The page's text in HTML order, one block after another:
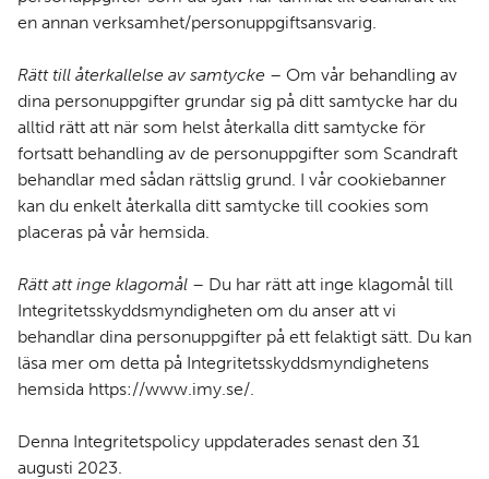
en annan verksamhet/personuppgiftsansvarig.
Rätt till återkallelse av samtycke – Om vår behandling av
dina personuppgifter grundar sig på ditt samtycke har du
alltid rätt att när som helst återkalla ditt samtycke för
fortsatt behandling av de personuppgifter som Scandraft
behandlar med sådan rättslig grund. I vår cookiebanner
kan du enkelt återkalla ditt samtycke till cookies som
placeras på vår hemsida.
Rätt att inge klagomål – Du har rätt att inge klagomål till
Integritetsskyddsmyndigheten om du anser att vi
behandlar dina personuppgifter på ett felaktigt sätt. Du kan
läsa mer om detta på Integritetsskyddsmyndighetens
hemsida https://www.imy.se/.
Denna Integritetspolicy uppdaterades senast den 31
augusti 2023.